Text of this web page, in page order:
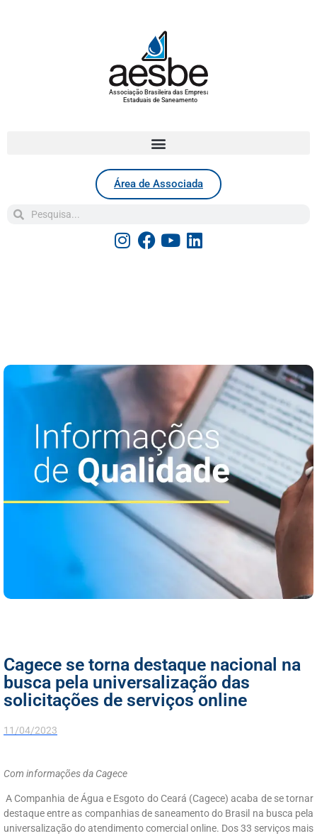
Associação Brasileira das Empresas
Estaduais de Saneamento
Área de Associada
Cagece se torna destaque nacional na
busca pela universalização das
solicitações de serviços online
11/04/2023
Com informações da Cagece
A Companhia de Água e Esgoto do Ceará (Cagece) acaba de se tornar
destaque entre as companhias de saneamento do Brasil na busca pela
universalização do atendimento comercial online. Dos 33 serviços mais